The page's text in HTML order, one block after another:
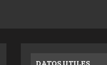
DATOS UTILES